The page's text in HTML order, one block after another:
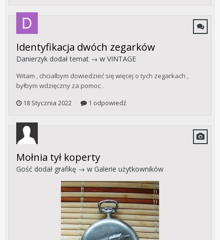
Identyfikacja dwóch zegarków
Danierzyk dodał temat → w VINTAGE
Witam , chciałbym dowiedzieć się więcej o tych zegarkach ,
byłbym wdzięczny za pomoc .
18 Stycznia 2022
1 odpowiedź
Mołnia tył koperty
Gość dodał grafikę → w Galerie użytkowników